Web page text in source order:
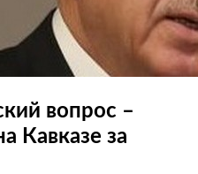
вопрос –
Кавказе за